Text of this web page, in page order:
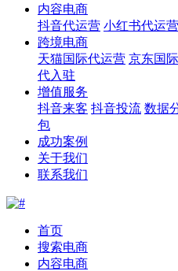
内容电商
抖音代运营 小红书代运营
跨境电商
天猫国际代运营 京东国
代入驻
增值服务
抖音来客 抖音投流 数据
包
成功案例
关于我们
联系我们
首页
搜索电商
内容电商